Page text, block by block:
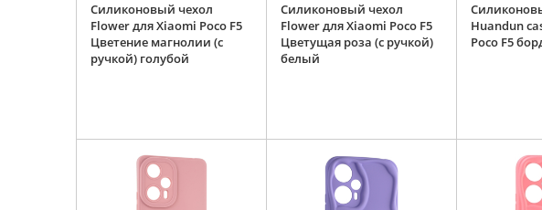
Силиконовый чехол
Flower для Xiaomi Poco F5
Цветение магнолии (с
ручкой) голубой
Силиконовый чехол
Flower для Xiaomi Poco F5
Цветущая роза (с ручкой)
белый
Huandun
Poco F5